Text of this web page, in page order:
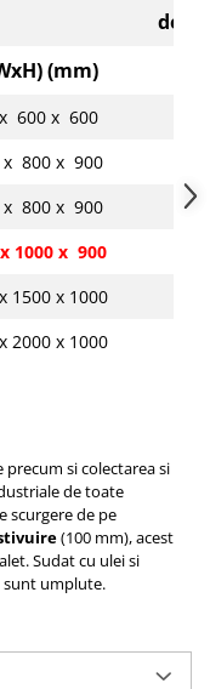
de
(mm)
600 x 600
x 800 x 900
x 800 x 900
1000 x 900
1500 x 1000
2000 x 1000
si colectarea si
de toate
scurgere de pe
(100 mm), acest
Sudat cu ulei si
sunt umplute.